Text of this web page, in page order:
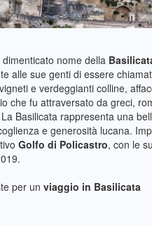
dimenticato nome della
alle sue genti di essere
e verdeggianti colline,
che fu attraversato da greci,
Basilicata rappresenta una
e generosità lucana.
Golfo di Policastro, con le
per un viaggio in Basilicata